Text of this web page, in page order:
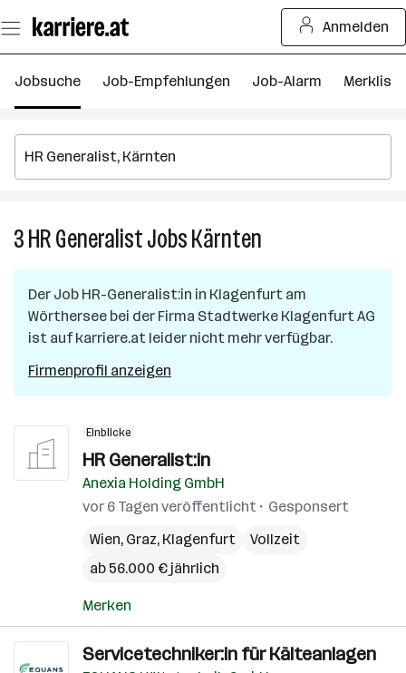
Seiteninhalt
springen
Anmelden
Jobsuche Job-Empfehlungen Job-Alarm Merkliste
3HR GeneralistJobsKärnten
Jobs
in
Kärnten
Der Job HR-Generalist:in in Klagenfurt am
Wörthersee bei der Firma Stadtwerke Klagenfurt AG
ist auf karriere.at leider nicht mehr verfügbar.
Firmenprofil anzeigen
Einblicke
HR Generalist:in
Anexia Holding GmbH
vor 6 Tagen veröffentlicht
Gesponsert
Wien, Graz, Klagenfurt
Vollzeit
ab 56.000 € jährlich
Merken
Servicetechniker:in für Kälteanlagen